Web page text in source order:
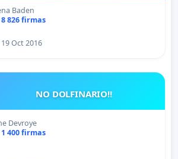
Baden
8 826 firmas
19 Oct 2016
NO DOLFINARIO!!
Devroye
1 400 firmas